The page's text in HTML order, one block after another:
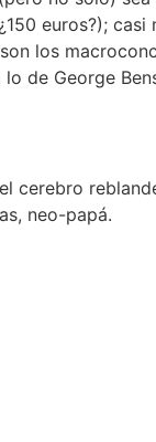
euros?);
los
de George
cerebro
neo-papá.